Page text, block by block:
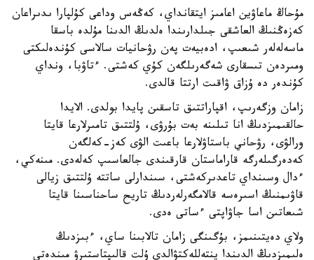
مۇحاڭ ماعاۋين اعامىز ايتقانداي، كەڭەس وداعى كۇلپارا ىدىراعان
كەزەڭنىڭ العاشقى جىلدارىندا ەلدىڭ الدىنا مۇلدە باسقا
ماسەلەلەر شىعىپ، ادەبيەت پەن رۋحانيات سالاسى كۇندەلىكتى
ومىردەن تىسقارى شەگەرىلگەن كۇي كەشتى. ءتاۋبا، ونداي
كۇندەر دە ۇزاق ۋاقىت ارتتا قالدى.
زامان وزگەرىپ، اقپاراتتىق تاسقىن پايدا بولدى. الايدا
حالقىمىزدىڭ انا تىلىنە بەت بۇرۋى، ۇلتتىق تامىرلارعا قايتا
ورالۋى، رۋحاني باستاۋلارعا باعىت الۋى كەز-كەلگەن
كەدەرگىلەرگە قاراماستان قارقىندى جالعاسىپ كەلەدى. مىنەكي،
ءدال وسىنداي تاعدىركەشتى، سىندارلى ساتتە ۇلتتىق زيالى
قاۋىمنىڭ اسىرەسە قالامگەرلەردىڭ تاريح ساحناسىنا قايتا
شىعاتىن اسا جاۋاپتى ءساتى ەدى.
ولاي دەيتىنىمز، بۇگىنگى زامان تالابىنا ساي، ءبىزدىڭ
ەلىمىزدىڭ الدىندا ينتەللەكتۋالدى ۇلت قالىپتاستىرۋ مىندەتى